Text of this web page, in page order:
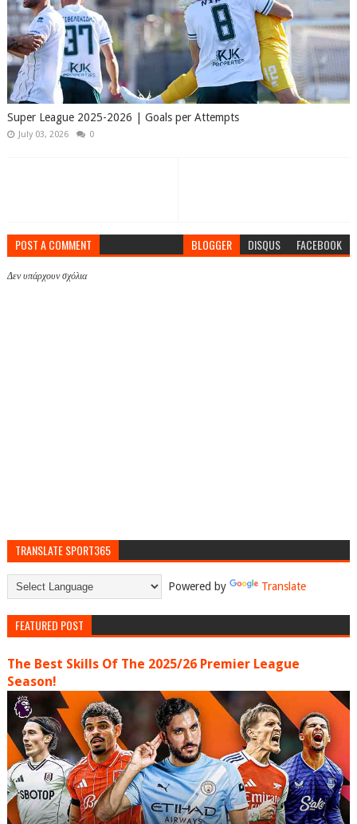
Super League 2025-2026 | Goals per Attempts
July 03, 2026 0
POST A COMMENT BLOGGER DISQUS FACEBOOK
Δεν υπάρχουν σχόλια
TRANSLATE SPORT365
Powered by Translate
FEATURED POST
The Best Skills Of The 2025/26 Premier League
Season!